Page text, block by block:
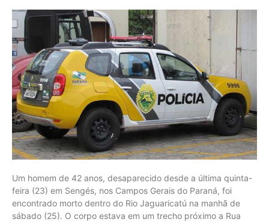
Um homem de 42 anos, desaparecido desde a última quinta-
feira (23) em Sengés, nos Campos Gerais do Paraná, foi
encontrado morto dentro do Rio Jaguaricatú na manhã de
sábado (25). O corpo estava em um trecho próximo a Rua